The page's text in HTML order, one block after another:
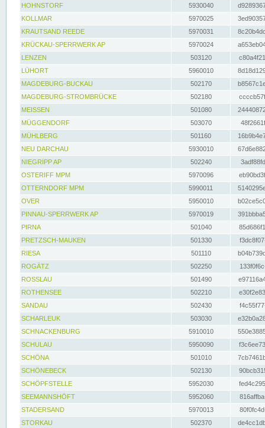
HOHNSTORF
5930040
KOLLMAR
5970025
KRAUTSAND REEDE
5970031
KRÜCKAU-SPERRWERK AP
5970024
LENZEN
503120
LÜHORT
5960010
MAGDEBURG-BUCKAU
502170
MAGDEBURG-STROMBRÜCKE
502180
MEISSEN
501080
MÜGGENDORF
503070
MÜHLBERG
501160
NEU DARCHAU
5930010
NIEGRIPP AP
502240
OSTERIFF MPM
5970096
OTTERNDORF MPM
5990011
OVER
5950010
PINNAU-SPERRWERK AP
5970019
PIRNA
501040
PRETZSCH-MAUKEN
501330
RIESA
501110
ROGÄTZ
502250
ROSSLAU
501490
ROTHENSEE
502210
SANDAU
502430
SCHARLEUK
503030
SCHNACKENBURG
5910010
SCHULAU
5950090
SCHÖNA
501010
SCHÖNEBECK
502130
SCHÖPFSTELLE
5952030
SEEMANNSHÖFT
5952060
STADERSAND
5970013
STORKAU
502370